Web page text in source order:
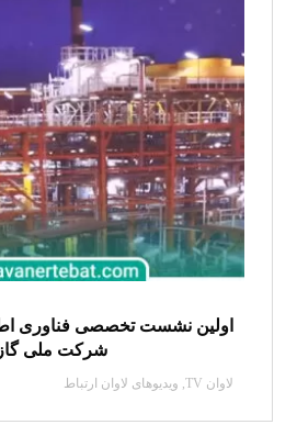
اولین نشست تخصصی فناوری
شرکت ملی گاز
لاوان TV , ویدیوهای لاوان ارتباط